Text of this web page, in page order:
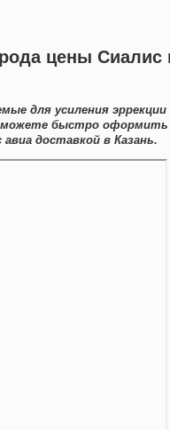
цены
для усиления эррекции
можете быстро оформить
доставкой в Казань.